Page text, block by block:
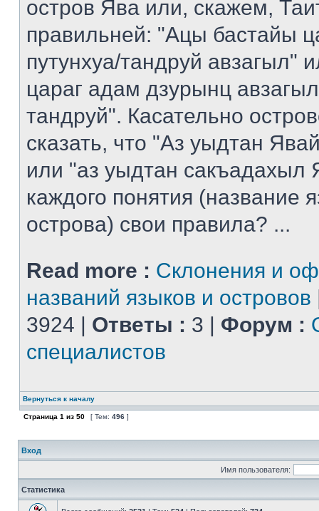
остров Ява или, скажем,
правильней: "Ацы бастайы
путунхуа/тандруй авзагыл"
цараг адам дзурынц
тандруй". Касательно
сказать, что "Аз уыдтан
или "аз уыдтан сакъадахыл
каждого понятия (название
острова) свои правила? ...
Read more : Склонения и
названий языков и островов
3924 | Ответы : 3 | Форум :
специалистов
Вернуться к началу
Страница 1 из 50 [ Тем: 496 ]
Вход
Имя пользователя:
Статистика